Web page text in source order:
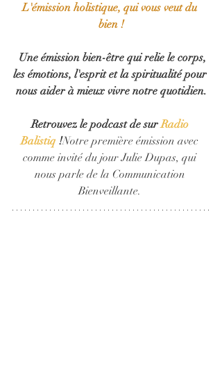
L'émission holistique, qui vous veut du
bien !
les émotions, l'esprit et la spiritualité pour
nous aider à mieux vivre notre quotidien.
Retrouvez le podcast de sur Radio
Balistiq !Notre première émission avec
comme invité du jour Julie Dupas, qui
nous parle de la Communication
Bienveillante.